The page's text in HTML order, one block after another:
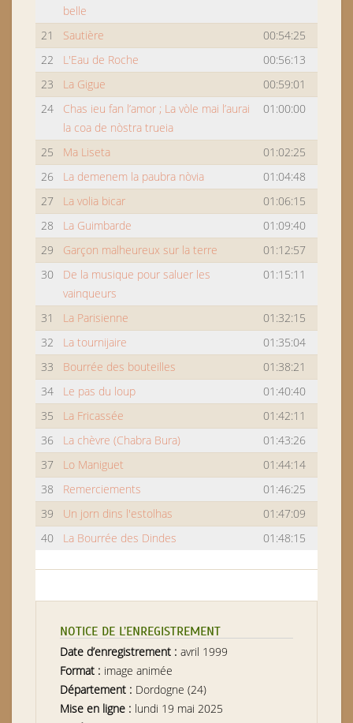
belle
21 Sautière
00:54:25
22
L'Eau de Roche
00:56:13
23
La Gigue
00:59:01
24
Chas ieu fan l’amor ; La vòle mai l’aurai
la coa de nòstra trueia
01:00:00
25 Ma Liseta
01:02:25
26
La demenem la paubra nòvia
01:04:48
27
La volia bicar
01:06:15
28
La Guimbarde
01:09:40
29
Garçon malheureux sur la terre
01:12:57
30
De la musique pour saluer les
vainqueurs
01:15:11
31 La Parisienne
01:32:15
32
La tournijaire
01:35:04
33
Bourrée des bouteilles
01:38:21
34
Le pas du loup
01:40:40
35
La Fricassée
01:42:11
36
La chèvre (Chabra Bura)
01:43:26
37
Lo Maniguet
01:44:14
38
Remerciements
01:46:25
39
Un jorn dins l'estolhas
01:47:09
40
La Bourrée des Dindes 01:48:15
NOTICE DE L’ENREGISTREMENT
Date d’enregistrement : avril 1999
Format : image animée
Département : Dordogne (24)
Mise en ligne : lundi 19 mai 2025